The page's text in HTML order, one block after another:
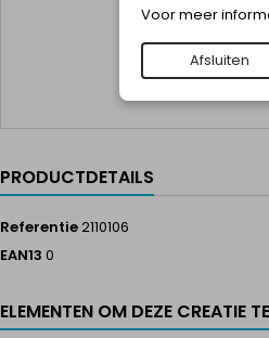
PRODUCTDETAILS
Referentie2110106
EAN13 0
ELEMENTEN OM DEZE CREATIE
Voor meer
Afsluiten